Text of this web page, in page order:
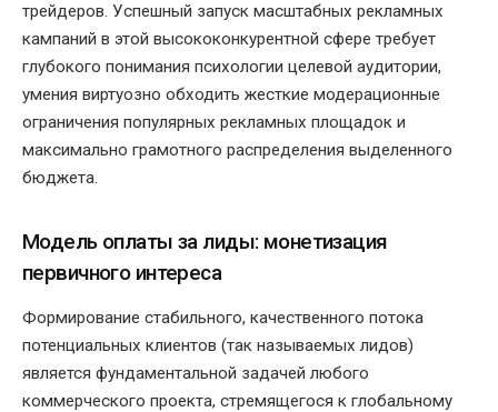
трейдеров. Успешный запуск масштабных рекламных
кампаний в этой высококонкурентной сфере требует
глубокого понимания психологии целевой аудитории,
умения виртуозно обходить жесткие модерационные
ограничения популярных рекламных площадок и
максимально грамотного распределения выделенного
бюджета.
Модель оплаты за лиды: монетизация
первичного интереса
Формирование стабильного, качественного потока
потенциальных клиентов (так называемых лидов)
является фундаментальной задачей любого
коммерческого проекта, стремящегося к глобальному